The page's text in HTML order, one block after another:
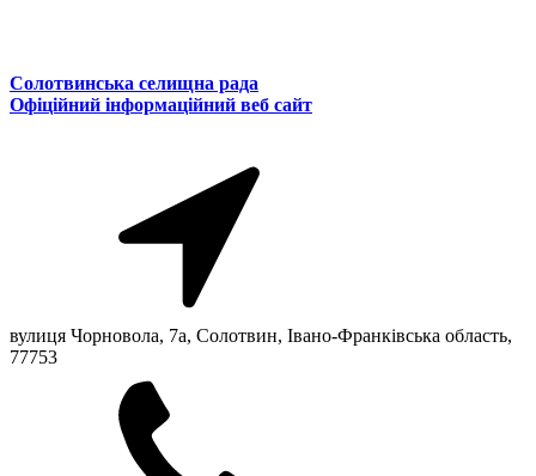
Солотвинська селищна рада
Офіційний інформаційний веб сайт
вулиця Чорновола, 7a, Солотвин, Івано-Франківська область,
77753